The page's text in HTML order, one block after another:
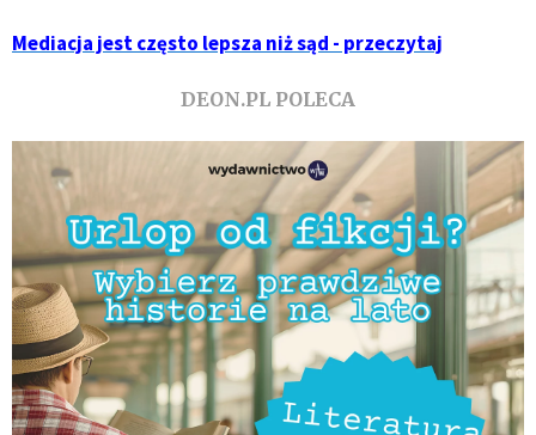
Mediacja jest często lepsza niż sąd - przeczytaj
DEON.PL POLECA